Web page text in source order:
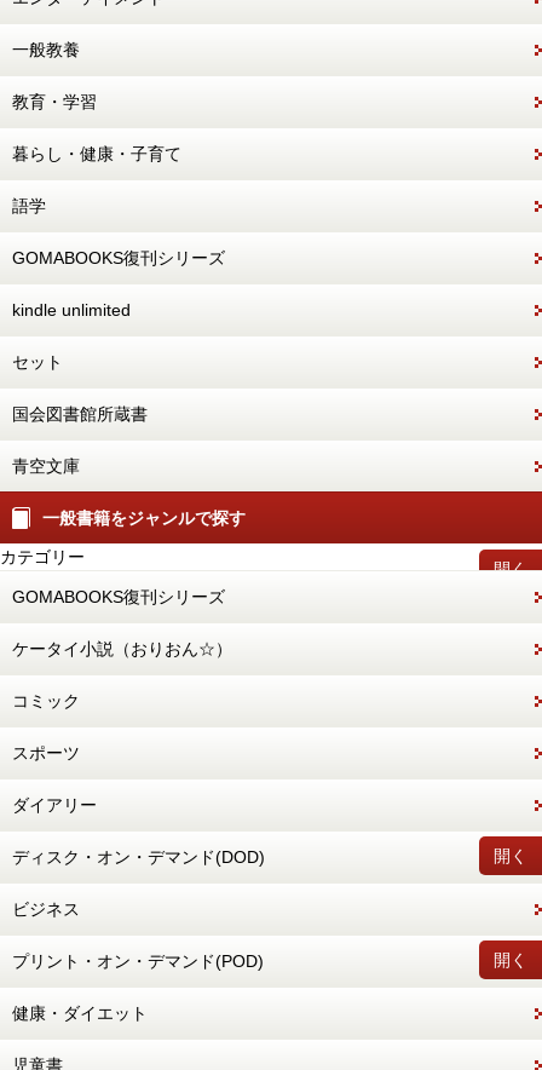
一般教養
教育・学習
暮らし・健康・子育て
語学
GOMABOOKS復刊シリーズ
kindle unlimited
セット
国会図書館所蔵書
青空文庫
一般書籍をジャンルで探す
開く
カテゴリー
GOMABOOKS復刊シリーズ
ケータイ小説（おりおん☆）
コミック
スポーツ
ダイアリー
開く
ディスク・オン・デマンド(DOD)
ビジネス
開く
プリント・オン・デマンド(POD)
健康・ダイエット
児童書